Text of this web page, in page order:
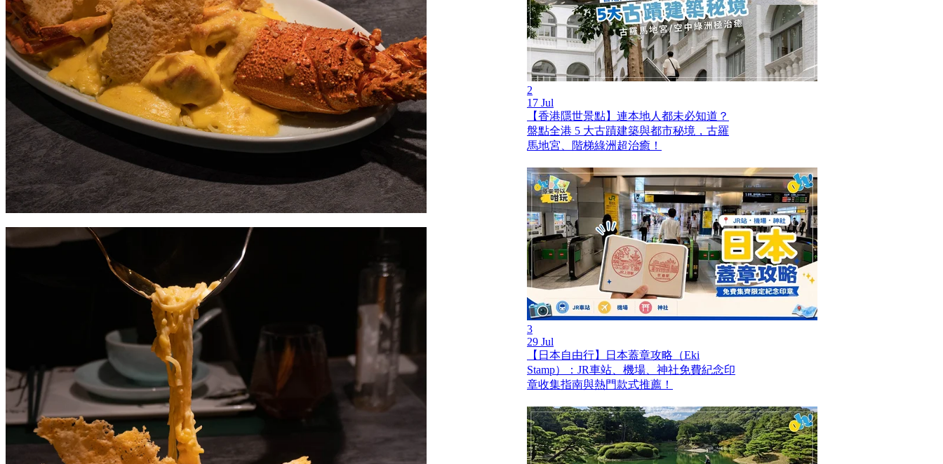
2
17 Jul
【香港隱世景點】連本地人都未必知道？
盤點全港 5 大古蹟建築與都市秘境，古羅
馬地宮、階梯綠洲超治癒！
3
29 Jul
【日本自由行】日本蓋章攻略（Eki
Stamp）：JR車站、機場、神社免費紀念印
章收集指南與熱門款式推薦！